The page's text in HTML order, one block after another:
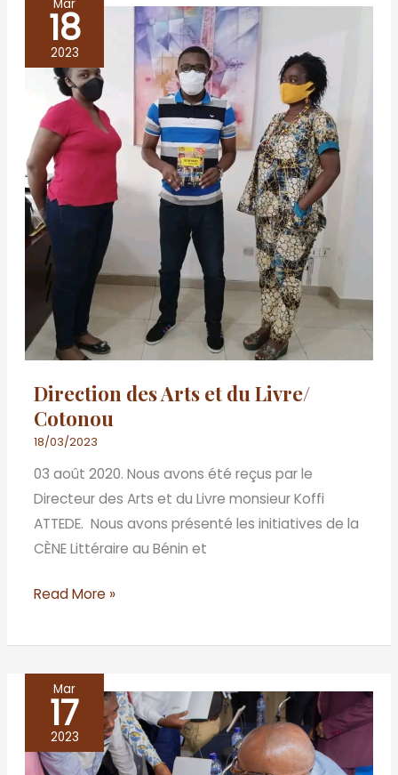
Mar
18
2023
Direction des Arts et du Livre/
Cotonou
18/03/2023
03 août 2020. Nous avons été reçus par le
Directeur des Arts et du Livre monsieur Koffi
ATTEDE. Nous avons présenté les initiatives de la
CÈNE Littéraire au Bénin et
Direction
des
Arts
du
Livre/
Cotonou
Read More »
Mar
17
2023
Centre
Wallonie-
Bruxelles,